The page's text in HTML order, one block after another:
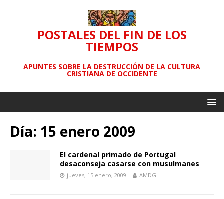
POSTALES DEL FIN DE LOS
TIEMPOS
APUNTES SOBRE LA DESTRUCCIÓN DE LA CULTURA
CRISTIANA DE OCCIDENTE
Día: 15 enero 2009
El cardenal primado de Portugal
desaconseja casarse con musulmanes
jueves, 15 enero, 2009 AMDG